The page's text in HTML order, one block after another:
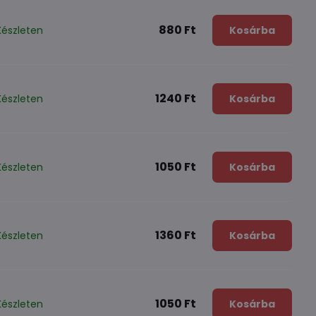
880 Ft Kosárba
1240 Ft Kosárba
1050 Ft Kosárba
1360 Ft Kosárba
1050 Ft Kosárba